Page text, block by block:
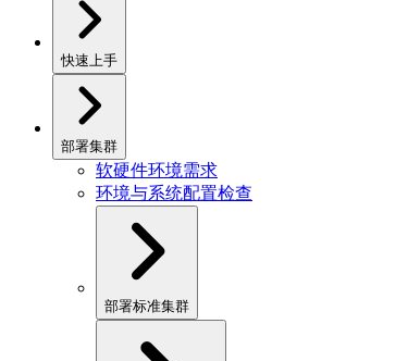
快速上手
部署集群
软硬件环境需求
环境与系统配置检查
部署标准集群